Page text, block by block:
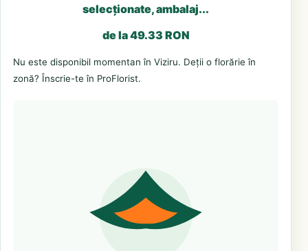
selecționate, ambalaj...
de la 49.33 RON
Nu este disponibil momentan în Viziru. Deții o florărie în
zonă? Înscrie-te în ProFlorist.